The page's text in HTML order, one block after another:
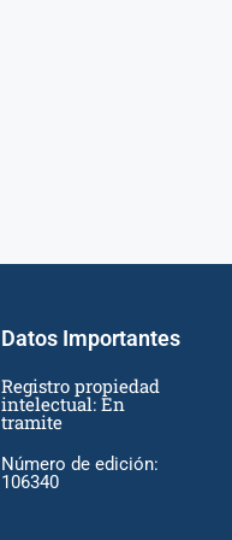
Datos Importantes
Registro propiedad
intelectual: En
tramite
Número de edición:
106340